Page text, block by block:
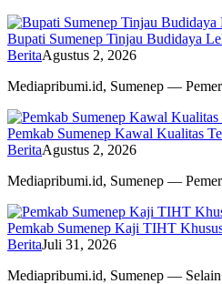
Bupati Sumenep Tinjau Budidaya
BeritaAgustus 2, 2026
Mediapribumi.id, Sumenep —
Pemkab Sumenep Kawal Kualitas
BeritaAgustus 2, 2026
Mediapribumi.id, Sumenep —
Pemkab Sumenep Kaji TIHT
BeritaJuli 31, 2026
Mediapribumi.id, Sumenep —